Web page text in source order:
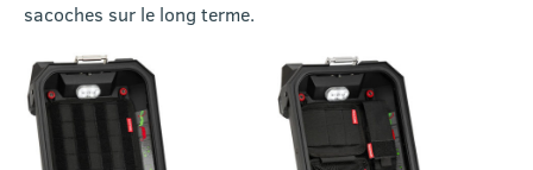
sacoches sur le long terme.